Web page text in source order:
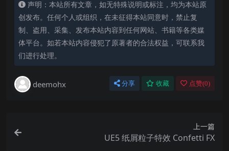
声明：本站所有文章，如无特殊说明或标注，均为本站原
创发布。任何个人或组织，在未征得本站同意时，禁止复
制、盗用、采集、发布本站内容到任何网站、书籍等各类媒
体平台。如若本站内容侵犯了原著者的合法权益，可联系我
们进行处理。
deemohx 分享 收藏 点赞(0)
上一篇
UE5 纸屑粒子特效 Confetti FX